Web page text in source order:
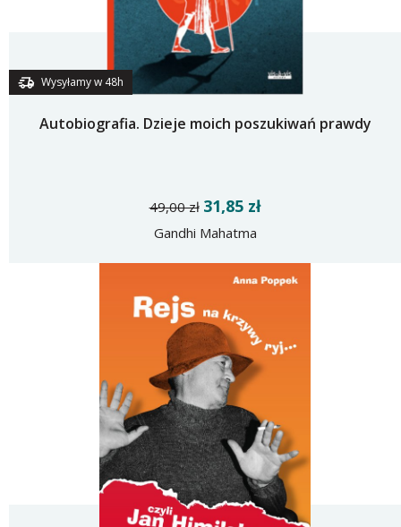
Wysyłamy w 48h
Autobiografia. Dzieje moich poszukiwań prawdy
49,00 zł 31,85 zł
Gandhi Mahatma